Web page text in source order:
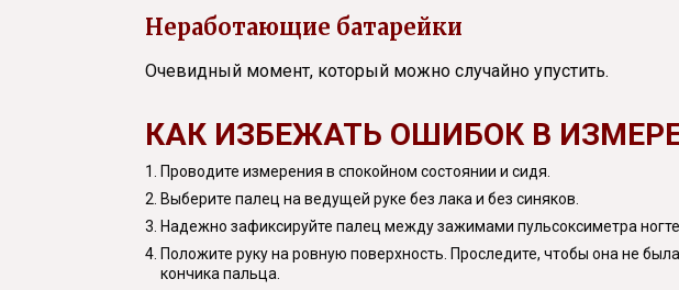
Неработающие батарейки
Очевидный момент, который можно случайно упустить.
КАК ИЗБЕЖАТЬ ОШИБОК В
Проводите измерения в спокойном состоянии и сидя.
Выберите палец на ведущей руке без лака и без синяков.
Надежно зафиксируйте палец между зажимами пульсоксиметра
Положите руку на ровную поверхность. Проследите, чтобы она не
кончика пальца.